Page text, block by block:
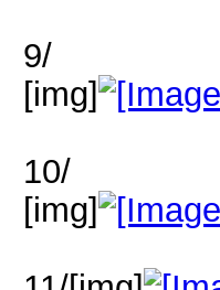
9/
[img]
10/
[img]